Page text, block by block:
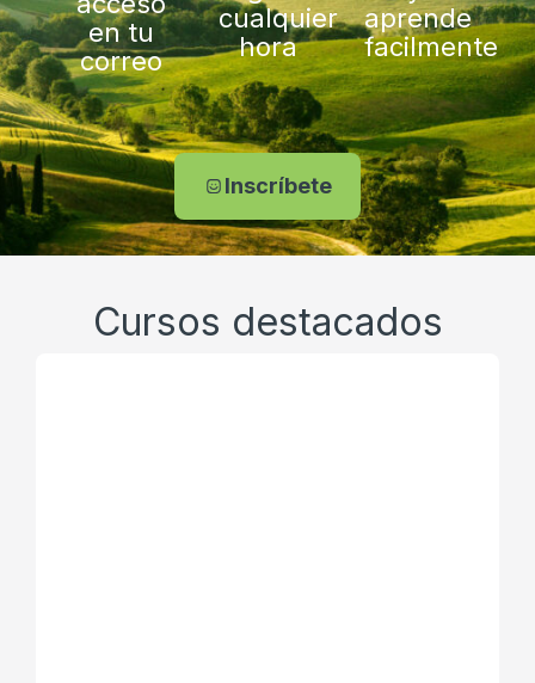
en tu
correo
cualquier
hora
aprende
facilmente
Inscríbete
Cursos destacados